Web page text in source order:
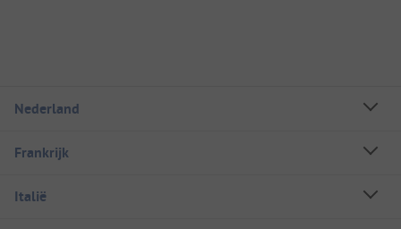
Nederland
Frankrijk
Italië